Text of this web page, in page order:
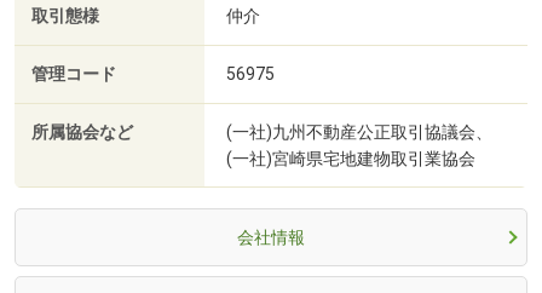
取引態様 仲介
管理コード 56975
所属協会など
(一社)九州不動産公正取引協議会、
(一社)宮崎県宅地建物取引業協会
会社情報